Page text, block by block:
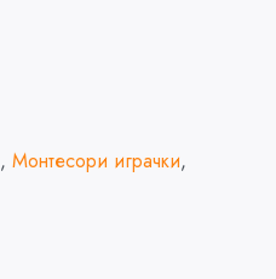
, Монтесори играчки,